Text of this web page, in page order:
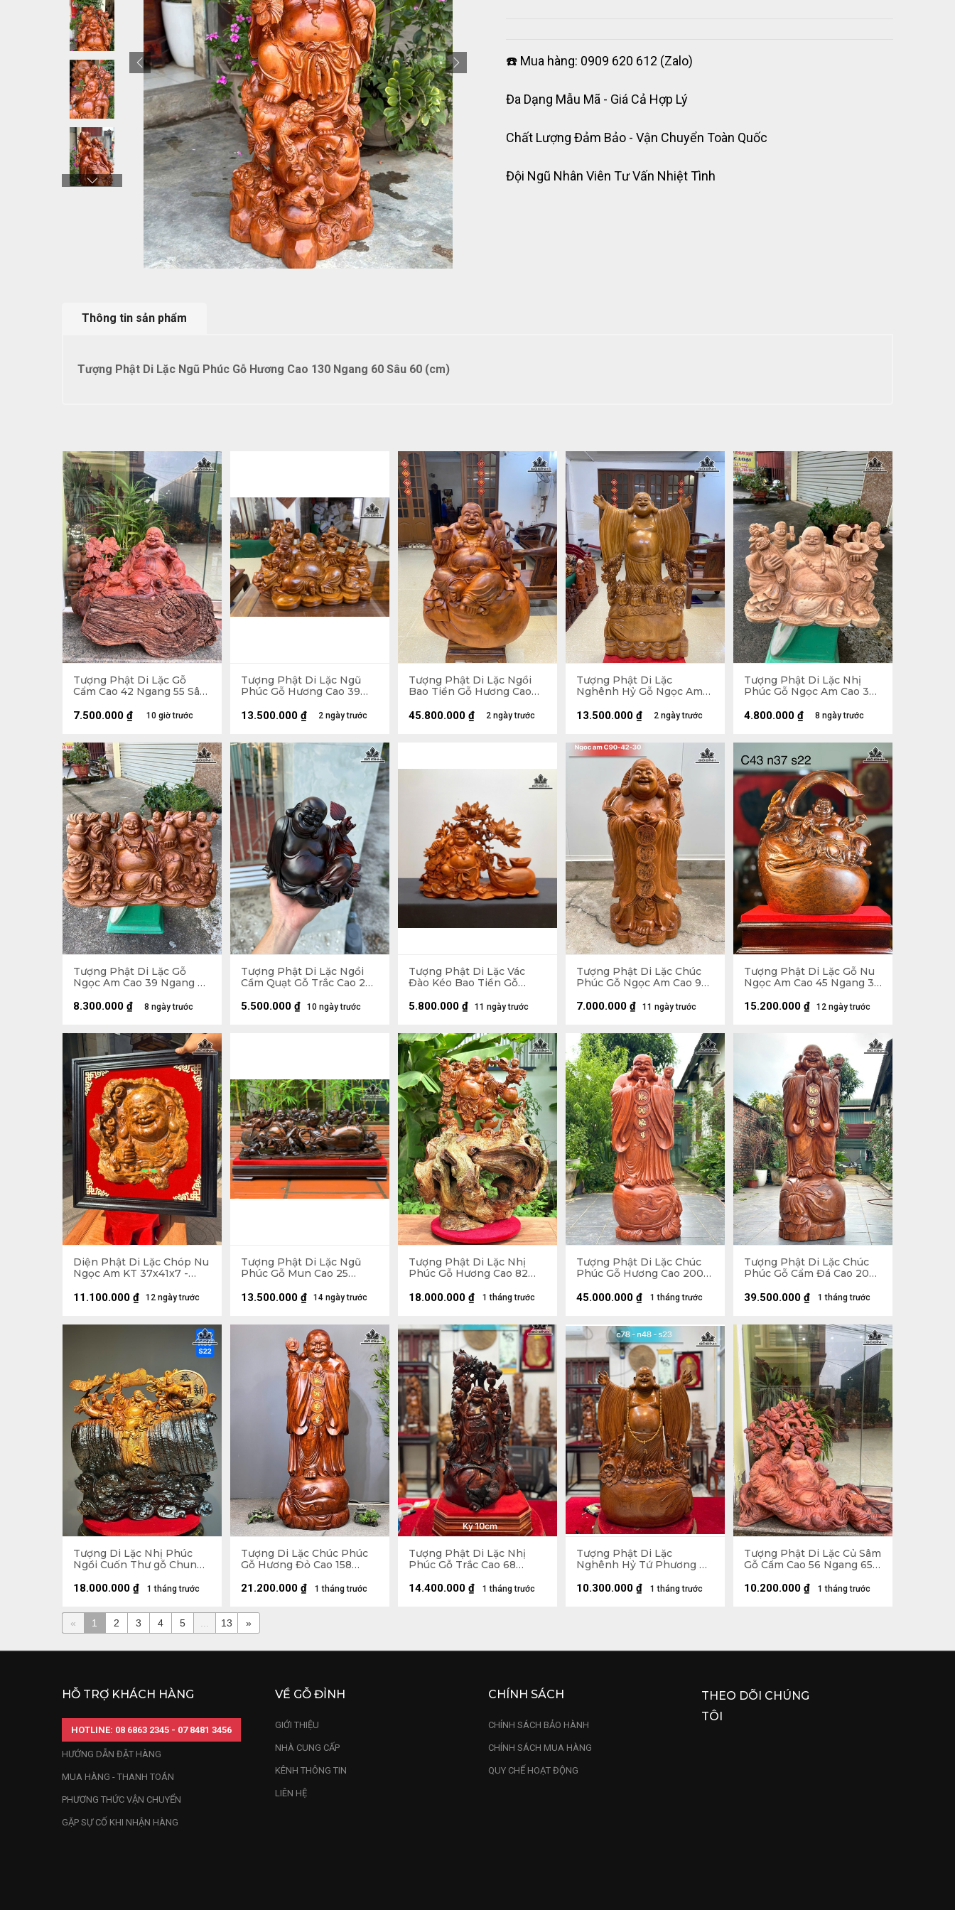
☎️ Mua hàng: 0909 620 612 (Zalo)
Đa Dạng Mẫu Mã - Giá Cả Hợp Lý
Chất Lượng Đảm Bảo - Vận Chuyển Toàn Quốc
Đội Ngũ Nhân Viên Tư Vấn Nhiệt Tình
Thông tin sản phẩm
Tượng Phật Di Lặc Ngũ Phúc Gỗ Hương Cao 130 Ngang 60 Sâu 60 (cm)
Tượng Phật Di Lặc Gỗ
Cẩm Cao 42 Ngang 55 Sâu
10 giờ trước
7.500.000 ₫
Tượng Phật Di Lặc Ngũ
Phúc Gỗ Hương Cao 39
2 ngày trước
13.500.000 ₫
Tượng Phật Di Lặc Ngồi
Bao Tiền Gỗ Hương Cao
155kg
2 ngày trước
45.800.000 ₫
Tượng Phật Di Lặc
Nghênh Hỷ Gỗ Ngọc Am
(cm)
2 ngày trước
13.500.000 ₫
Tượng Phật Di Lặc Nhị
Phúc Gỗ Ngọc Am Cao 30
8 ngày trước
4.800.000 ₫
Tượng Phật Di Lặc Gỗ
Ngọc Am Cao 39 Ngang 71
8 ngày trước
8.300.000 ₫
Tượng Phật Di Lặc Ngồi
Cầm Quạt Gỗ Trắc Cao 20
10 ngày trước
5.500.000 ₫
Tượng Phật Di Lặc Vác
Đào Kéo Bao Tiền Gỗ
Sâu 18 (cm)
11 ngày trước
5.800.000 ₫
Tượng Phật Di Lặc Chúc
Phúc Gỗ Ngọc Am Cao 90
11 ngày trước
7.000.000 ₫
Tượng Phật Di Lặc Gỗ Nu
Ngọc Am Cao 45 Ngang 37
12 ngày trước
15.200.000 ₫
Diện Phật Di Lặc Chóp Nu
Ngọc Am KT 37x41x7 -
12 ngày trước
11.100.000 ₫
Tượng Phật Di Lặc Ngũ
Phúc Gỗ Mun Cao 25
14 ngày trước
13.500.000 ₫
Tượng Phật Di Lặc Nhị
Phúc Gỗ Hương Cao 82
1 tháng trước
18.000.000 ₫
Tượng Phật Di Lặc Chúc
Phúc Gỗ Hương Cao 200
1 tháng trước
45.000.000 ₫
Tượng Phật Di Lặc Chúc
Phúc Gỗ Cẩm Đá Cao 200
1 tháng trước
39.500.000 ₫
Tượng Di Lặc Nhị Phúc
Ngồi Cuốn Thư gỗ Chun
50 Sâu 22 (cm)1 tháng trước
18.000.000 ₫
Tượng Di Lặc Chúc Phúc
Gỗ Hương Đỏ Cao 158
1 tháng trước
21.200.000 ₫
Tượng Phật Di Lặc Nhị
Phúc Gỗ Trắc Cao 68
1 tháng trước
14.400.000 ₫
Tượng Phật Di Lặc
Nghênh Hỷ Tứ Phương Gỗ
Sâu 23 (cm)
1 tháng trước
10.300.000 ₫
Tượng Phật Di Lặc Củ Sâm
Gỗ Cẩm Cao 56 Ngang 65
1 tháng trước
10.200.000 ₫
« 1 2 3 4 5 13 »
HỖ TRỢ KHÁCH HÀNG
HOTLINE: 08 6863 2345 - 07 8481 3456
HƯỚNG DẪN ĐẶT HÀNG
MUA HÀNG - THANH TOÁN
PHƯƠNG THỨC VẬN CHUYỂN
GẶP SỰ CỐ KHI NHẬN HÀNG
VỀ GỖ ĐỈNH
GIỚI THIỆU
NHÀ CUNG CẤP
KÊNH THÔNG TIN
LIÊN HỆ
CHÍNH SÁCH
CHÍNH SÁCH BẢO HÀNH
CHÍNH SÁCH MUA HÀNG
QUY CHẾ HOẠT ĐỘNG
THEO DÕI CHÚNG
TÔI